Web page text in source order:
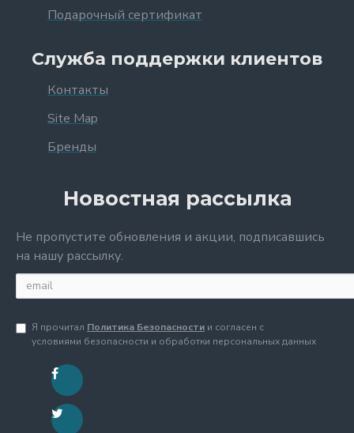
Подарочный сертификат
Служба поддержки клиентов
Контакты
Site Map
Бренды
Новостная рассылка
Не пропустите обновления и акции, подписавшись
на нашу рассылку.
Я прочитал Политика Безопасности и согласен с
условиями безопасности и обработки персональных данных